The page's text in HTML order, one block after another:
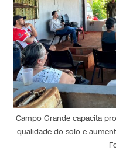
Campo Grande capacita
qualidade do solo e